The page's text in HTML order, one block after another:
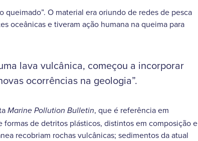
queimado”. O material era oriundo de redes de pesca
oceânicas e tiveram ação humana na queima para
lava vulcânica, começou a incorporar
ocorrências na geologia”.
Marine Pollution Bulletin, que é referência em
de detritos plásticos, distintos em composição e
recobriam rochas vulcânicas; sedimentos da atual